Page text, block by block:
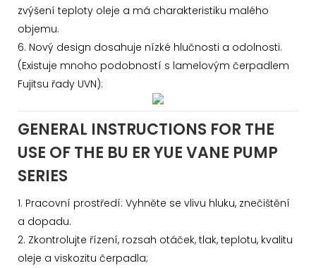
zvýšení teploty oleje a má charakteristiku malého
objemu.
6. Nový design dosahuje nízké hlučnosti a odolnosti.
(Existuje mnoho podobností s lamelovým čerpadlem
Fujitsu řady UVN):
GENERAL INSTRUCTIONS FOR THE
USE OF THE BU ER YUE VANE PUMP
SERIES
1. Pracovní prostředí: Vyhněte se vlivu hluku, znečištění
a dopadu.
2. Zkontrolujte řízení, rozsah otáček, tlak, teplotu, kvalitu
oleje a viskozitu čerpadla;